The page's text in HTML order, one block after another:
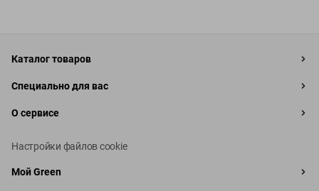
Каталог товаров
Специально для вас
О сервисе
Настройки файлов cookie
Мой Green